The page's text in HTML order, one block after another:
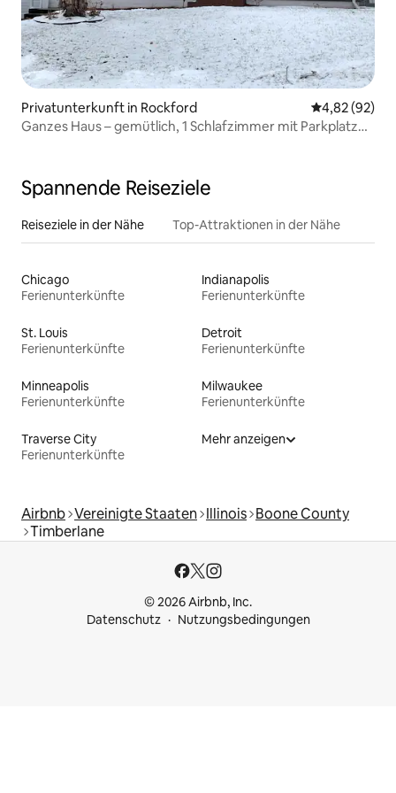
Privatunterkunft in Rockford
4,82 (92)
Ganzes Haus – gemütlich, 1 Schlafzimmer mit Parkplatz
Spannende Reiseziele
Reiseziele in der Nähe Top-Attraktionen in der Nähe
Chicago
Ferienunterkünfte
Indianapolis
Ferienunterkünfte
St. Louis
Ferienunterkünfte
Detroit
Ferienunterkünfte
Minneapolis
Ferienunterkünfte
Milwaukee
Ferienunterkünfte
Traverse City
Ferienunterkünfte
Mehr anzeigen
Airbnb Vereinigte Staaten Illinois Boone County
Timberlane
© 2026 Airbnb, Inc.
Datenschutz
Nutzungsbedingungen